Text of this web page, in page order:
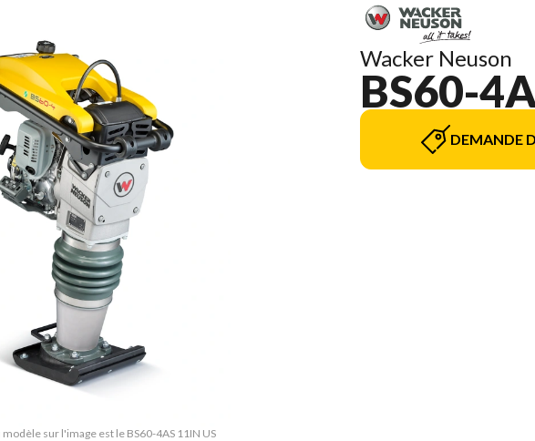
modèle sur l'image est le BS60-4AS 11IN US
Wacker Neuson
BS60-
DEMANDE